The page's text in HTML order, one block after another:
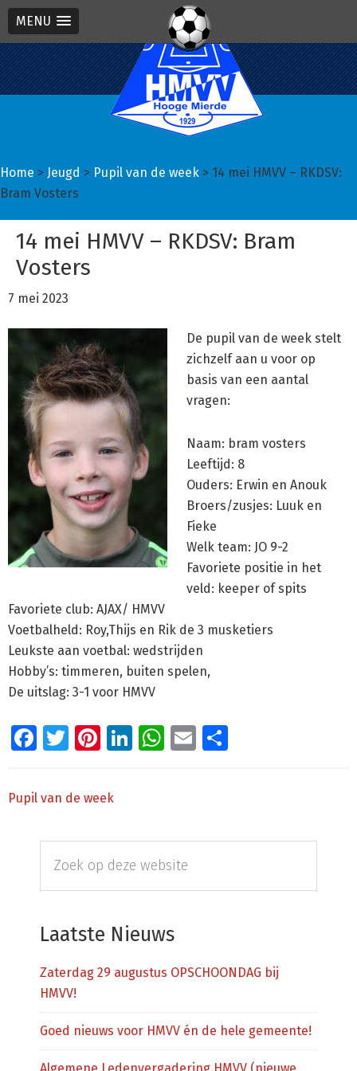
MENU
Spring
naar
de
Door
naar
de
Spring
naar
de
Home > Jeugd > Pupil van de week > 14 mei HMVV – RKDSV:
Bram Vosters
14 mei HMVV – RKDSV: Bram
Vosters
7 mei 2023
De pupil van de week stelt
zichzelf aan u voor op
basis van een aantal
vragen:
Naam: bram vosters
Leeftijd: 8
Ouders: Erwin en Anouk
Broers/zusjes: Luuk en
Fieke
Welk team: JO 9-2
Favoriete positie in het
veld: keeper of spits
Favoriete club: AJAX/ HMVV
Voetbalheld: Roy,Thijs en Rik de 3 musketiers
Leukste aan voetbal: wedstrijden
Hobby’s: timmeren, buiten spelen,
De uitslag: 3-1 voor HMVV
Facebook
Twitter
Pinterest
LinkedIn
WhatsApp
Email
Pupil van de week
Primaire
Sidebar
deze
Laatste Nieuws
Zaterdag 29 augustus OPSCHOONDAG bij
HMVV!
Goed nieuws voor HMVV én de hele gemeente!